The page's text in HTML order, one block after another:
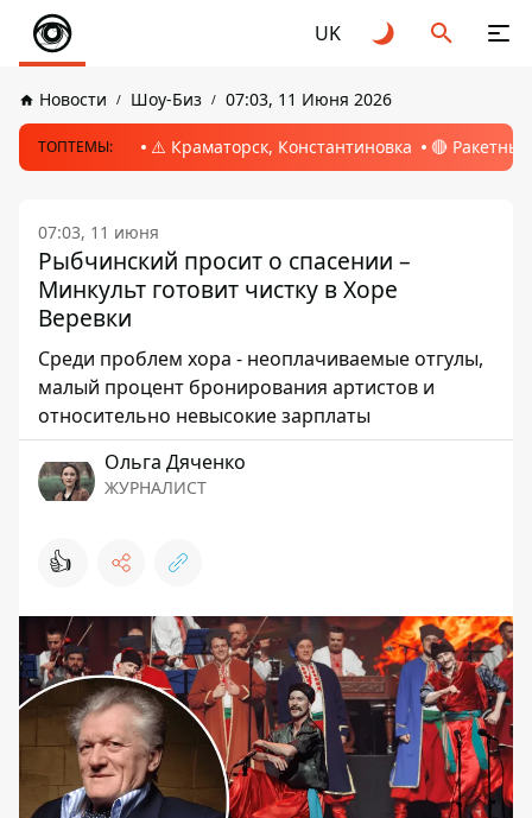
UK
Новости Шоу-Биз 07:03, 11 Июня 2026
ТОПТЕМЫ: ⚠️ Краматорск, Константиновка 🔴
07:03, 11 июня
Рыбчинский просит о спасении –
Минкульт готовит чистку в Хоре
Веревки
Среди проблем хора - неоплачиваемые отгулы,
малый процент бронирования артистов и
относительно невысокие зарплаты
Ольга Дяченко
ЖУРНАЛИСТ
👍